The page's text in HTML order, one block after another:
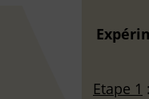
Etape 1